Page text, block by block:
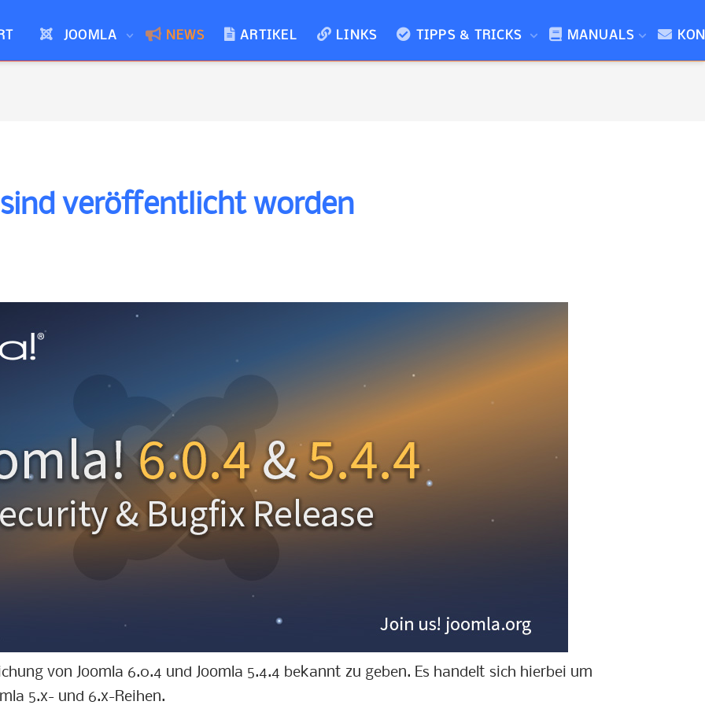
JOOMLA NEWS ARTIKEL LINKS TIPPS & TRICKS MANUALS
veröffentlicht worden
von Joomla 6.0.4 und Joomla 5.4.4 bekannt zu geben. Es handelt sich hierbei um
5.x- und 6.x-Reihen.